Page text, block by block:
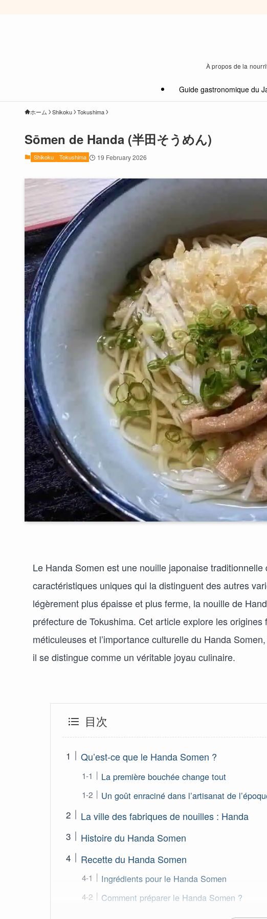
À propos de la
Guide gastronomique du
ホーム Shikoku Tokushima
Sōmen de Handa (半田そうめん)
Shikoku Tokushima 19 February 2026
Le Handa Somen est une nouille japonaise
caractéristiques uniques qui la distinguent des autres
légèrement plus épaisse et plus ferme, la nouille de
préfecture de Tokushima. Cet article explore les
méticuleuses et l’importance culturelle du Handa
il se distingue comme un véritable joyau culinaire.
目次
Qu’est-ce que le Handa Somen ?
La première bouchée change tout
Un goût enraciné dans l’artisanat de
La ville des fabriques de nouilles : Handa
Histoire du Handa Somen
Recette du Handa Somen
Ingrédients pour le Handa Somen
Comment préparer le Handa Somen ?